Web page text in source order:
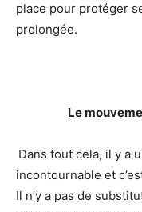
place pour protéger
prolongée.
Le
Dans tout cela, il y a
incontournable et
Il n’y a pas de